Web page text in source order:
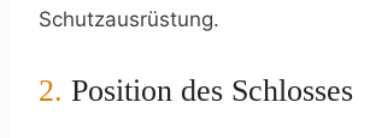
Schutzausrüstung.
2. Position des Schlosses